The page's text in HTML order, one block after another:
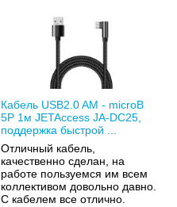
Кабель USB2.0 AM - microB
5P 1м JETAccess JA-DC25,
поддержка быстрой ...
Отличный кабель,
качественно сделан, на
работе пользуемся им всем
коллективом довольно давно.
С кабелем все отлично.